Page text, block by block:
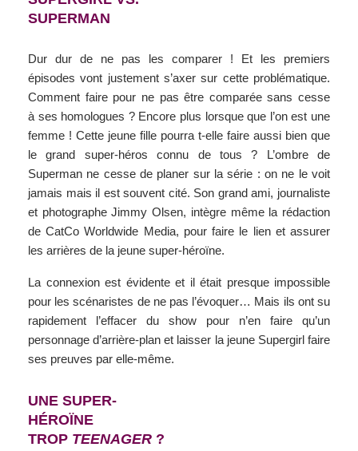
SUPERMAN
Dur dur de ne pas les comparer ! Et les premiers
épisodes vont justement s’axer sur cette problématique.
Comment faire pour ne pas être comparée sans cesse
à ses homologues ? Encore plus lorsque que l’on est une
femme ! Cette jeune fille pourra t-elle faire aussi bien que
le grand super-héros connu de tous ? L’ombre de
Superman ne cesse de planer sur la série : on ne le voit
jamais mais il est souvent cité. Son grand ami, journaliste
et photographe Jimmy Olsen, intègre même la rédaction
de CatCo Worldwide Media, pour faire le lien et assurer
les arrières de la jeune super-héroïne.
La connexion est évidente et il était presque impossible
pour les scénaristes de ne pas l’évoquer… Mais ils ont su
rapidement l’effacer du show pour n’en faire qu’un
personnage d’arrière-plan et laisser la jeune Supergirl faire
ses preuves par elle-même.
UNE SUPER-
HÉROÏNE
TROP TEENAGER ?